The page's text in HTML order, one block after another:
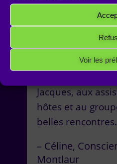
Voir les
importantes, je
les écoute.
Merci Jacques
nous et de nous
Jacques, aux
hôtes et au
belles rencontres.
Céline
Montlaur